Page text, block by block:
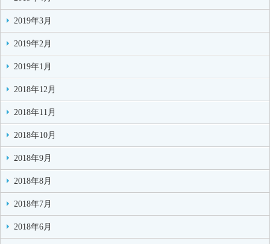
2019年3月
2019年2月
2019年1月
2018年12月
2018年11月
2018年10月
2018年9月
2018年8月
2018年7月
2018年6月